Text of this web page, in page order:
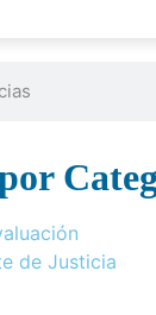
de Justicia